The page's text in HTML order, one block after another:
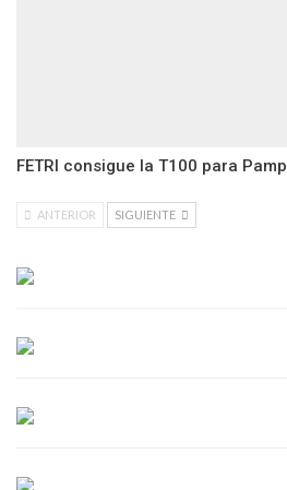
FETRI consigue la T100 para
ANTERIOR SIGUIENTE